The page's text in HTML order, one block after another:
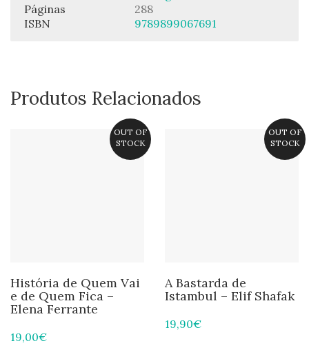
Páginas
288
ISBN
9789899067691
Produtos Relacionados
OUT OF
STOCK
História de Quem Vai
e de Quem Fica –
Elena Ferrante
19,00€
OUT OF
STOCK
A Bastarda de
Istambul – Elif Shafak
19,90€